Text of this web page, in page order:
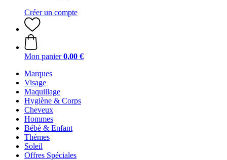
Créer un compte
Mon panier 0,00 €
Marques
Visage
Maquillage
Hygiène & Corps
Cheveux
Hommes
Bébé & Enfant
Thèmes
Soleil
Offres Spéciales